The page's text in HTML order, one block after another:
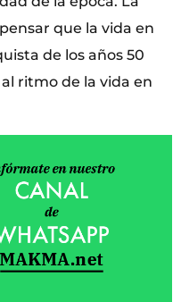
que la vida en
de los años 50
ritmo de la vida en